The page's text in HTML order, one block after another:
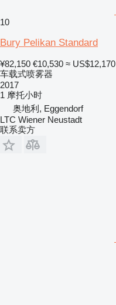
10
Bury Pelikan Standard
¥82,150 €10,530 ≈ US$12,170
车载式喷雾器
2017
1 摩托小时
奥地利, Eggendorf
LTC Wiener Neustadt
联系卖方